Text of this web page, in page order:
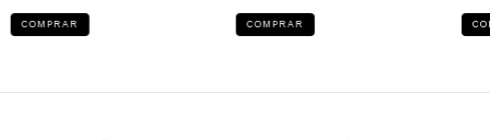
COMPRAR COMPRAR